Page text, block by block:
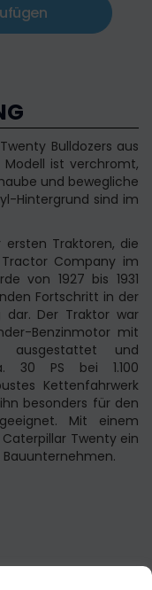
Bulldozers aus
Modell ist verchromt,
und bewegliche
Hintergrund sind im
Traktoren, die
Company im
von 1927 bis 1931
Fortschritt in der
dar. Der Traktor war
Benzinmotor mit
ausgestattet und
30 PS bei 1.100
Kettenfahrwerk
besonders für den
Mit einem
Twenty ein
Bauunternehmen.